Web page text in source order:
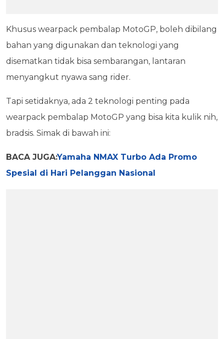
Khusus wearpack pembalap MotoGP, boleh dibilang
bahan yang digunakan dan teknologi yang
disematkan tidak bisa sembarangan, lantaran
menyangkut nyawa sang rider.
Tapi setidaknya, ada 2 teknologi penting pada
wearpack pembalap MotoGP yang bisa kita kulik nih,
bradsis. Simak di bawah ini:
BACA JUGA:Yamaha NMAX Turbo Ada Promo
Spesial di Hari Pelanggan Nasional